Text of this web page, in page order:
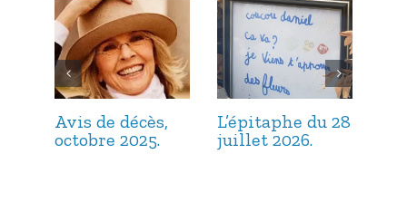
Avis de décès,
octobre 2025.
L’épitaphe du 28
juillet 2026.